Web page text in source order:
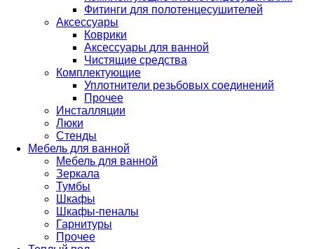
Фитинги для полотенцесушителей
Аксессуары
Коврики
Аксессуары для ванной
Чистящие средства
Комплектующие
Уплотнители резьбовых соединений
Прочее
Инсталляции
Люки
Стенды
Мебель для ванной
Мебель для ванной
Зеркала
Тумбы
Шкафы
Шкафы-пеналы
Гарнитуры
Прочее